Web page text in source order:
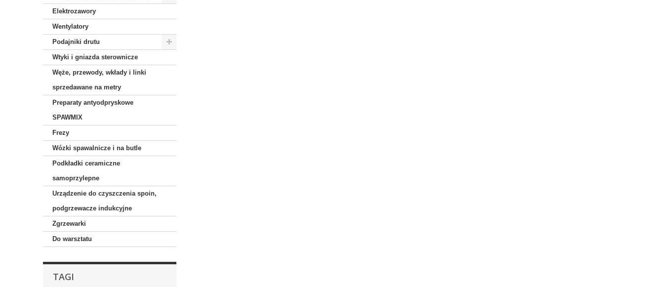
Elektrozawory
Wentylatory
Podajniki drutu
Wtyki i gniazda sterownicze
Węże, przewody, wkłady i linki
sprzedawane na metry
Preparaty antyodpryskowe
SPAWMIX
Frezy
Wózki spawalnicze i na butle
Podkładki ceramiczne
samoprzylepne
Urządzenie do czyszczenia spoin,
podgrzewacze indukcyjne
Zgrzewarki
Do warsztatu
TAGI